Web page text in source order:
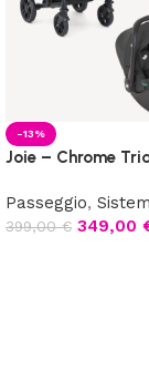
-13%
Joie – Chrome
Passeggio,
399,00€ 349,00